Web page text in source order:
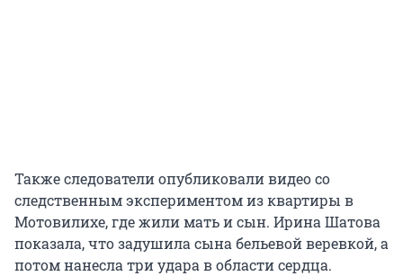
Также следователи опубликовали видео со
следственным экспериментом из квартиры в
Мотовилихе, где жили мать и сын. Ирина Шатова
показала, что задушила сына бельевой веревкой, а
потом нанесла три удара в области сердца.